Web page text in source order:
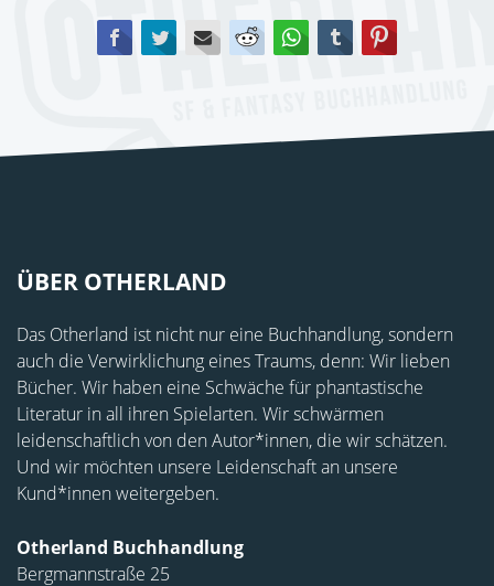
FacebookTwitterE-mail Reddit WhatsApp
tumblr
ÜBER OTHERLAND
Das Otherland ist nicht nur eine Buchhandlung, sondern
auch die Verwirklichung eines Traums, denn: Wir lieben
Bücher. Wir haben eine Schwäche für phantastische
Literatur in all ihren Spielarten. Wir schwärmen
leidenschaftlich von den Autor*innen, die wir schätzen.
Und wir möchten unsere Leidenschaft an unsere
Kund*innen weitergeben.
Otherland Buchhandlung
Bergmannstraße 25